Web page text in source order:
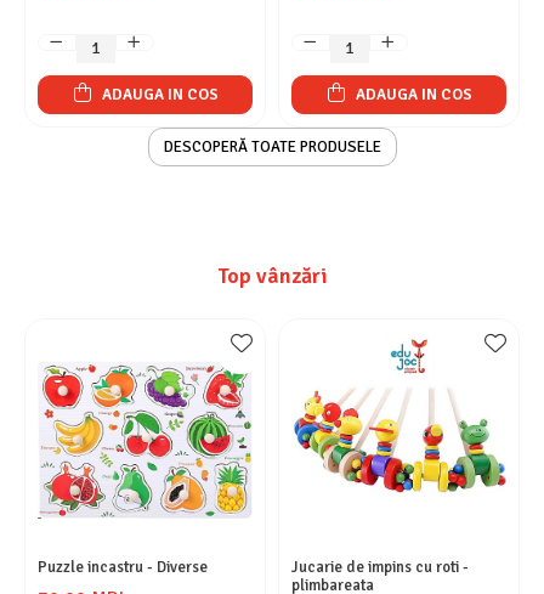
ADAUGA IN COS ADAUGA IN COS
DESCOPERĂ TOATE PRODUSELE
Top vânzări
Puzzle incastru - Diverse
Jucarie de impins cu roti -
plimbareata